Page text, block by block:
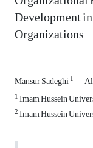
Development
Organizations
Mansur Sadeghi1
1Imam Hussein
2Imam Hussein